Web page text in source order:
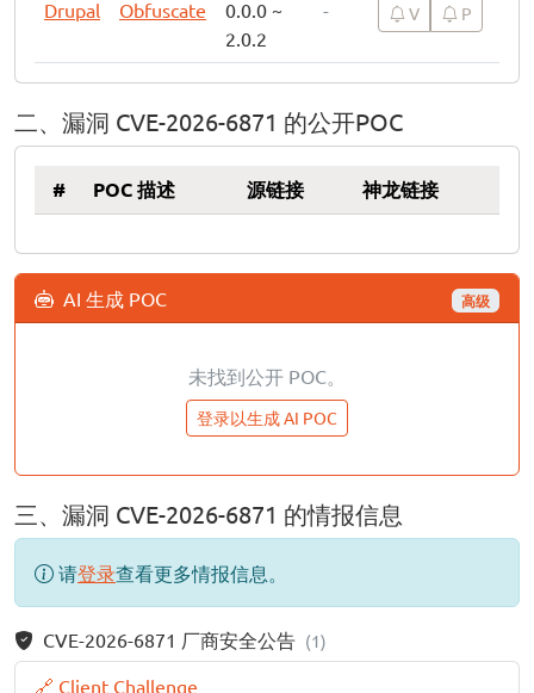
Drupal Obfuscate
0.0.0 ~
2.0.2
- V P
二、漏洞 CVE-2026-6871 的公开POC
# POC 描述 源链接 神龙链接
AI 生成 POC 高级
未找到公开 POC。
登录以生成 AI POC
三、漏洞 CVE-2026-6871 的情报信息
请登录查看更多情报信息。
CVE-2026-6871 厂商安全公告 (1)
🔗 Client Challenge